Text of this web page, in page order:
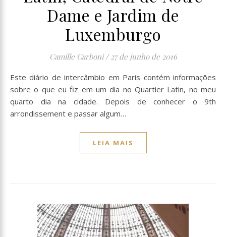
Dame e Jardim de
Luxemburgo
Camille Carboni / 27 de junho de 2016
Este diário de intercâmbio em Paris contém informações
sobre o que eu fiz em um dia no Quartier Latin, no meu
quarto dia na cidade. Depois de conhecer o 9th
arrondissement e passar algum…
LEIA MAIS